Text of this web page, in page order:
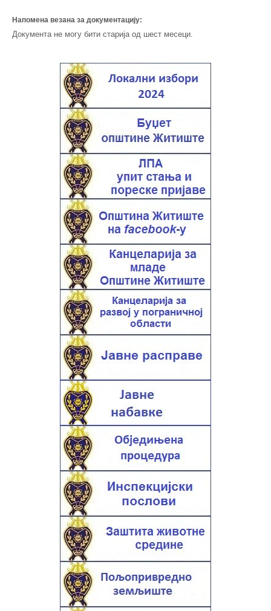
Напомена везана за документацију:
Документа не могу бити старија од шест месеци.